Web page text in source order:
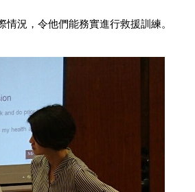
況，令他們能務實進行救援訓練。